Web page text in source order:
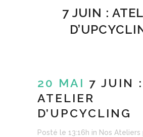
7 JUIN :
20 MAI 7 JUIN :
ATELIER
D’UPCYCLING
Posté le 13:16h in Nos Ateliers